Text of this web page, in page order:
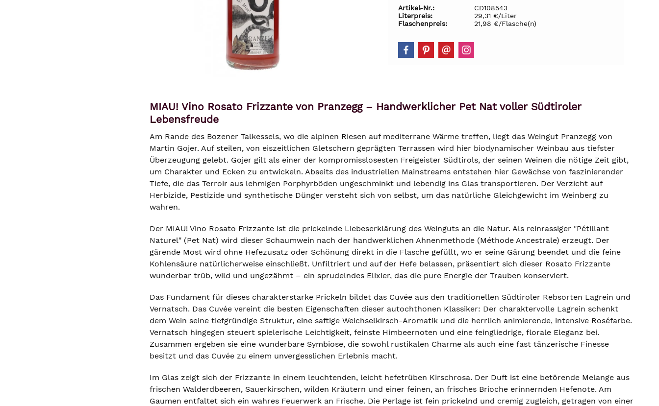
Artikel-Nr.:
CD108543
Literpreis:
29,31 €/Liter
Flaschenpreis:
21,98 €/Flasche(n)
MIAU! Vino Rosato Frizzante von Pranzegg – Handwerklicher Pet Nat voller Südtiroler
Lebensfreude
Am Rande des Bozener Talkessels, wo die alpinen Riesen auf mediterrane Wärme treffen, liegt das Weingut Pranzegg von
Martin Gojer. Auf steilen, von eiszeitlichen Gletschern geprägten Terrassen wird hier biodynamischer Weinbau aus tiefster
Überzeugung gelebt. Gojer gilt als einer der kompromisslosesten Freigeister Südtirols, der seinen Weinen die nötige Zeit gibt,
um Charakter und Ecken zu entwickeln. Abseits des industriellen Mainstreams entstehen hier Gewächse von faszinierender
Tiefe, die das Terroir aus lehmigen Porphyrböden ungeschminkt und lebendig ins Glas transportieren. Der Verzicht auf
Herbizide, Pestizide und synthetische Dünger versteht sich von selbst, um das natürliche Gleichgewicht im Weinberg zu
wahren.
Der MIAU! Vino Rosato Frizzante ist die prickelnde Liebeserklärung des Weinguts an die Natur. Als reinrassiger "Pétillant
Naturel" (Pet Nat) wird dieser Schaumwein nach der handwerklichen Ahnenmethode (Méthode Ancestrale) erzeugt. Der
gärende Most wird ohne Hefezusatz oder Schönung direkt in die Flasche gefüllt, wo er seine Gärung beendet und die feine
Kohlensäure natürlicherweise einschließt. Unfiltriert und auf der Hefe belassen, präsentiert sich dieser Rosato Frizzante
wunderbar trüb, wild und ungezähmt – ein sprudelndes Elixier, das die pure Energie der Trauben konserviert.
Das Fundament für dieses charakterstarke Prickeln bildet das Cuvée aus den traditionellen Südtiroler Rebsorten Lagrein und
Vernatsch. Das Cuvée vereint die besten Eigenschaften dieser autochthonen Klassiker: Der charaktervolle Lagrein schenkt
dem Wein seine tiefgründige Struktur, eine saftige Weichselkirsch-Aromatik und die herrlich animierende, intensive Roséfarbe.
Vernatsch hingegen steuert spielerische Leichtigkeit, feinste Himbeernoten und eine feingliedrige, florale Eleganz bei.
Zusammen ergeben sie eine wunderbare Symbiose, die sowohl rustikalen Charme als auch eine fast tänzerische Finesse
besitzt und das Cuvée zu einem unvergesslichen Erlebnis macht.
Im Glas zeigt sich der Frizzante in einem leuchtenden, leicht hefetrüben Kirschrosa. Der Duft ist eine betörende Melange aus
frischen Walderdbeeren, Sauerkirschen, wilden Kräutern und einer feinen, an frisches Brioche erinnernden Hefenote. Am
Gaumen entfaltet sich ein wahres Feuerwerk an Frische. Die Perlage ist fein prickelnd und cremig zugleich, getragen von einer